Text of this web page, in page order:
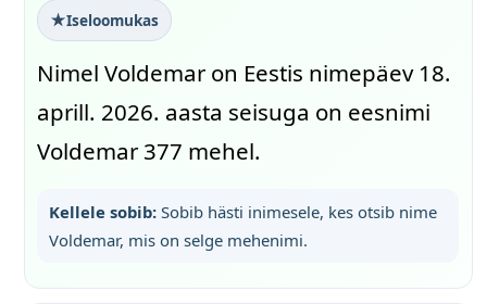
Iseloomukas
Nimel Voldemar on Eestis nimepäev 18.
aprill. 2026. aasta seisuga on eesnimi
Voldemar 377 mehel.
Kellele sobib:Sobib hästi inimesele, kes otsib nime
Voldemar, mis on selge mehenimi.